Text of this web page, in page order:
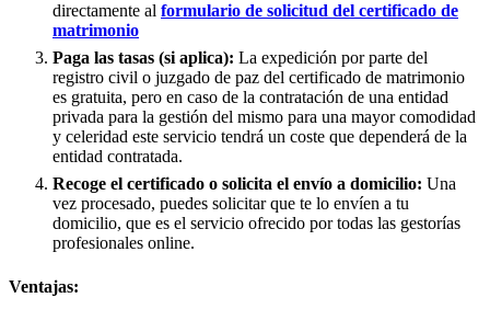
directamente al formulario de solicitud del certificado de
matrimonio
Paga las tasas (si aplica): La expedición por parte del
registro civil o juzgado de paz del certificado de matrimonio
es gratuita, pero en caso de la contratación de una entidad
privada para la gestión del mismo para una mayor comodidad
y celeridad este servicio tendrá un coste que dependerá de la
entidad contratada.
Recoge el certificado o solicita el envío a domicilio: Una
vez procesado, puedes solicitar que te lo envíen a tu
domicilio, que es el servicio ofrecido por todas las gestorías
profesionales online.
Ventajas: